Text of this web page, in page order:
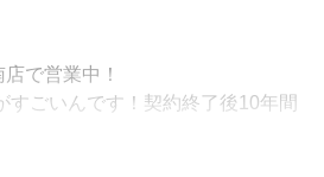
で営業中！
すごいんです！契約終了後10年間